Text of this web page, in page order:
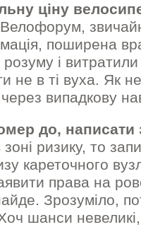
ціну
Велофорум,
поширена
і
не в ті вуха. Як
випадкову
до, написати
ризику, то
кареточного
права на
Зрозуміло,
шанси